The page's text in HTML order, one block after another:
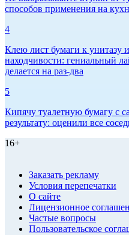
способов применения на
4
Клею лист бумаги к унитазу
находчивости: гениальный
делается на раз-два
5
Кипячу туалетную бумагу с
результату: оценили все
16+
Заказать рекламу
Условия перепечатки
О сайте
Лицензионное
Частые вопросы
Пользовательское